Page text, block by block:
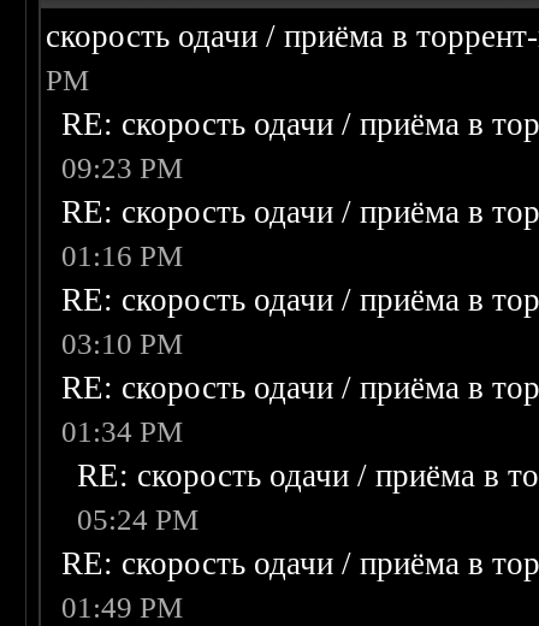
скорость одачи / приёма в
PM
RE: скорость одачи / приёма в
09:23 PM
RE: скорость одачи / приёма в
01:16 PM
RE: скорость одачи / приёма в
03:10 PM
RE: скорость одачи / приёма в
01:34 PM
RE: скорость одачи / приёма в
05:24 PM
RE: скорость одачи / приёма в
01:49 PM